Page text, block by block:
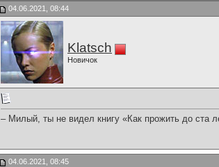
04.06.2021, 08:44
Klatsch
Новичок
– Милый, ты не видел книгу «Как прожить до ста
04.06.2021, 08:45